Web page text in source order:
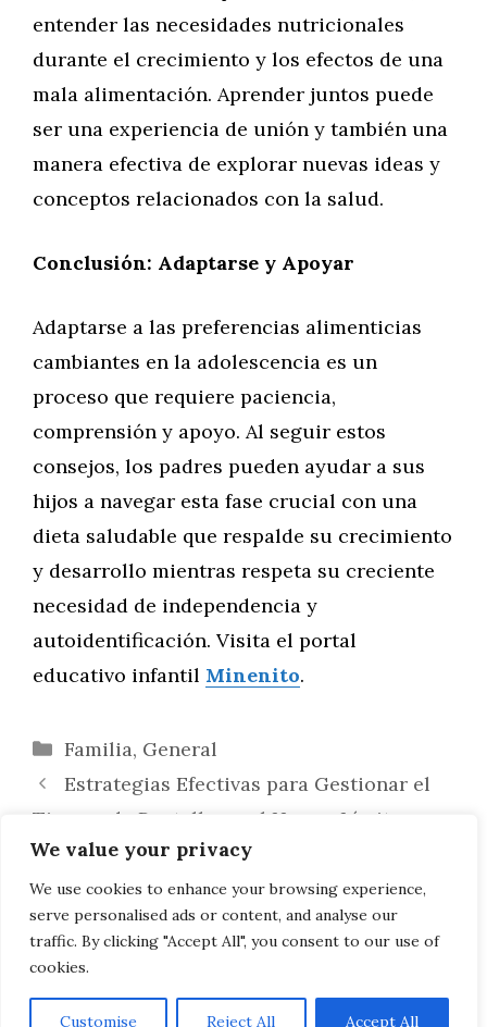
We value your privacy
We use cookies to enhance your browsing experience,
serve personalised ads or content, and analyse our
traffic. By clicking "Accept All", you consent to our use of
cookies.
Customise Reject All Accept All
entender las necesidades nutricionales
durante el crecimiento y los efectos de una
mala alimentación. Aprender juntos puede
ser una experiencia de unión y también una
manera efectiva de explorar nuevas ideas y
conceptos relacionados con la salud.
Conclusión: Adaptarse y Apoyar
Adaptarse a las preferencias alimenticias
cambiantes en la adolescencia es un
proceso que requiere paciencia,
comprensión y apoyo. Al seguir estos
consejos, los padres pueden ayudar a sus
hijos a navegar esta fase crucial con una
dieta saludable que respalde su crecimiento
y desarrollo mientras respeta su creciente
necesidad de independencia y
autoidentificación. Visita el portal
educativo infantil Minenito.
Categorías
Familia, General
Estrategias Efectivas para Gestionar el
Tiempo de Pantalla en el Hogar: Límites y
Alternativas
Ideas Innovadoras para Preparar
Almuerzos Escolares Saludables y Prácticos